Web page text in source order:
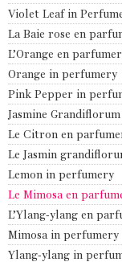
Violet Leaf in
La Baie rose en
L’Orange en
Orange in perfumery
Pink Pepper in
Jasmine
Le Citron en
Le Jasmin
Lemon in perfumery
Le Mimosa en
L’Ylang-ylang en
Mimosa in perfumery
Ylang-ylang in